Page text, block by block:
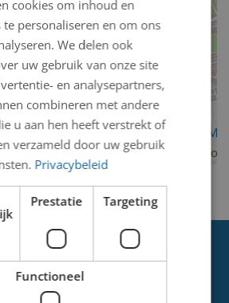
foto/streetart
van Arie
kunstwerk
cookies om inhoud en
te personaliseren en om ons
We delen ook
uw gebruik van onze site
en analysepartners,
combineren met andere
u aan hen heeft verstrekt of
verzameld door uw gebruik
Privacybeleid
Prestatie Targeting
Functioneel